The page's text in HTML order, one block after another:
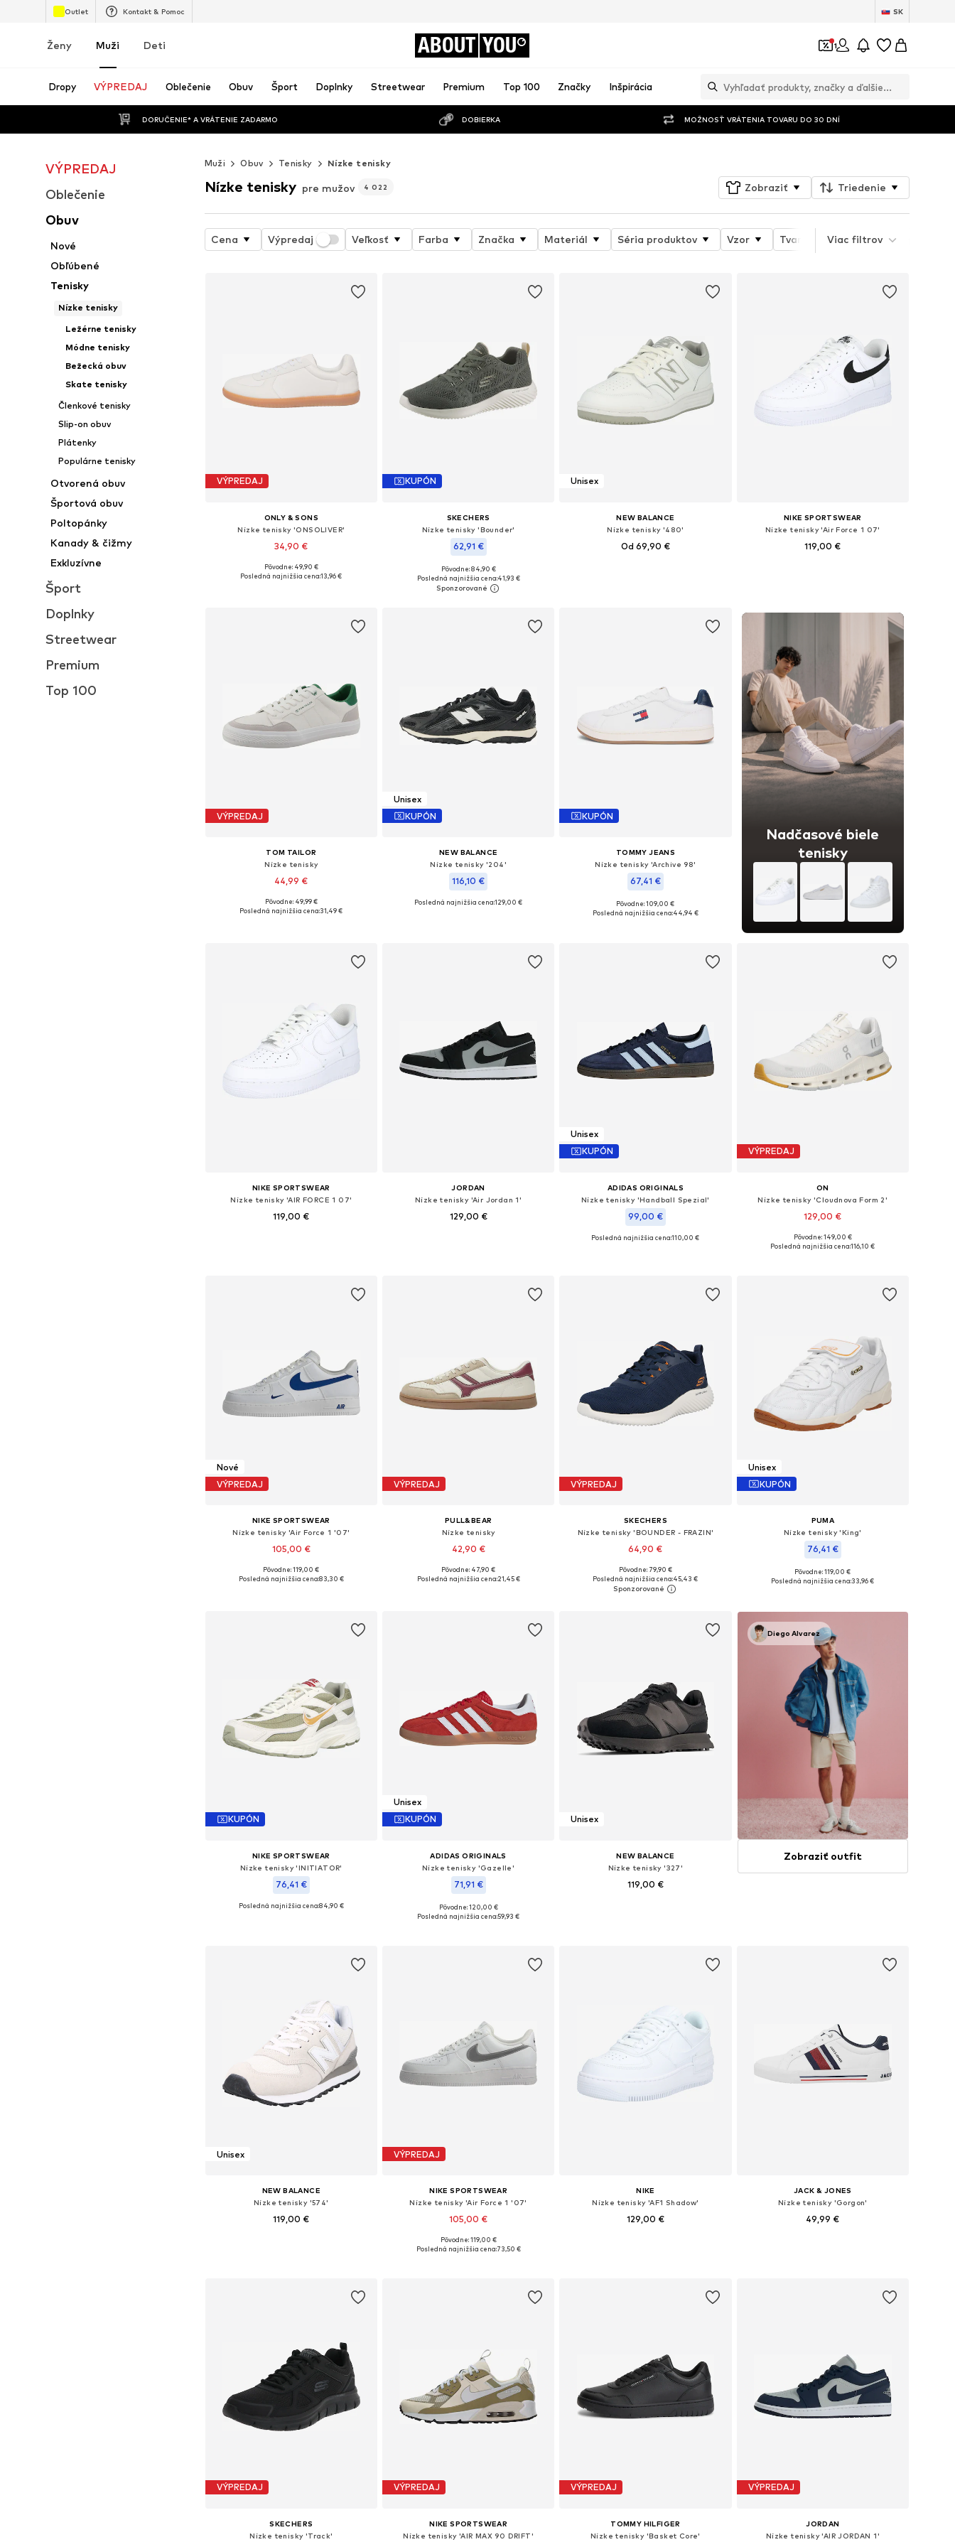
Outlet Kontakt & Pomoc SK
Ženy Muži Deti ABOUT YOU 1
Dropy VÝPREDAJ Oblečenie Obuv Šport Doplnky Streetwear Premium Top 100 Značky Inšpirácia
DORUČENIE* A VRÁTENIE ZADARMO DOBIERKA MOŽNOSŤ VRÁTENIA TOVARU DO 30 DNÍ
VÝPREDAJ
Oblečenie
Obuv
Nové
Obľúbené
Tenisky
Nízke tenisky
Ležérne tenisky
Módne tenisky
Bežecká obuv
Skate tenisky
Členkové tenisky
Slip-on obuv
Plátenky
Populárne tenisky
Otvorená obuv
Športová obuv
Poltopánky
Kanady & čižmy
Exkluzívne
Šport
Doplnky
Streetwear
Premium
Top 100
Muži Obuv Tenisky Nízke tenisky
Nízke tenisky pre mužov 4 022 Zobraziť Triedenie
Cena Výpredaj Veľkosť Farba Značka Materiál Séria produktov Vzor Tvar topánky Výška podpätku
Viac filtrov
VÝPREDAJ
ONLY & SONS
Nízke tenisky 'ONSOLIVER'
34,90 €
Dostupné veľkosti: 41, 42, 43, 44, 45, 46
Pôvodne: 49,90 €
Posledná najnižšia cena:13,96 €
KUPÓN
SKECHERS
Nízke tenisky 'Bounder'
62,91 €
Dostupné veľkosti: 40, 41, 42, 43, 44, 45
Pridať do košíka
Pôvodne: 84,90 €
Posledná najnižšia cena:41,93 €
Unisex
NEW BALANCE
Nízke tenisky '480'
Od 69,90 €
NIKE SPORTSWEAR
Nízke tenisky 'Air Force 1 07'
119,00 €
VÝPREDAJ
TOM TAILOR
Nízke tenisky
44,99 €
Dostupné v mnohých veľkostiach
Pôvodne: 49,99 €
Posledná najnižšia cena:31,49 €
Unisex
KUPÓN
NEW BALANCE
Nízke tenisky '204'
116,10 €
Dostupné v mnohých veľkostiach
Posledná najnižšia cena:129,00 €
KUPÓN
TOMMY JEANS
Nízke tenisky 'Archive 98'
67,41 €
Dostupné veľkosti: 40, 41, 42, 43, 44, 45
Pôvodne: 109,00 €
Posledná najnižšia cena:44,94 €
Nadčasové biele
tenisky
NIKE SPORTSWEAR
Nízke tenisky 'AIR FORCE 1 07'
119,00 €
JORDAN
Nízke tenisky 'Air Jordan 1'
129,00 €
Unisex
KUPÓN
ADIDAS ORIGINALS
Nízke tenisky 'Handball Spezial'
99,00 €
Dostupné v mnohých veľkostiach
Posledná najnižšia cena:110,00 €
VÝPREDAJ
ON
Nízke tenisky 'Cloudnova Form 2'
129,00 €
Dostupné v mnohých veľkostiach
Pôvodne: 149,00 €
Posledná najnižšia cena:116,10 €
Nové
VÝPREDAJ
NIKE SPORTSWEAR
Nízke tenisky 'Air Force 1 '07'
105,00 €
Dostupné v mnohých veľkostiach
Pôvodne: 119,00 €
Posledná najnižšia cena:83,30 €
VÝPREDAJ
PULL&BEAR
Nízke tenisky
42,90 €
Dostupné veľkosti: 40, 41, 42, 43, 44, 45
Pôvodne: 47,90 €
Posledná najnižšia cena:21,45 €
VÝPREDAJ
SKECHERS
Nízke tenisky 'BOUNDER - FRAZIN'
64,90 €
Dostupné veľkosti: 40, 41, 42, 43, 44, 45
Pridať do košíka
Pôvodne: 79,90 €
Posledná najnižšia cena:45,43 €
Unisex
KUPÓN
PUMA
Nízke tenisky 'King'
76,41 €
Dostupné v mnohých veľkostiach
Pôvodne: 119,00 €
Posledná najnižšia cena:33,96 €
KUPÓN
NIKE SPORTSWEAR
Nízke tenisky 'INITIATOR'
76,41 €
Dostupné v mnohých veľkostiach
Posledná najnižšia cena:84,90 €
Unisex
KUPÓN
ADIDAS ORIGINALS
Nízke tenisky 'Gazelle'
71,91 €
+2
Dostupné v mnohých veľkostiach
Pôvodne: 120,00 €
Posledná najnižšia cena:59,93 €
Unisex
NEW BALANCE
Nízke tenisky '327'
119,00 €
Diego Alvarez
Zobraziť outfit
Unisex
NEW BALANCE
Nízke tenisky '574'
119,00 €
VÝPREDAJ
NIKE SPORTSWEAR
Nízke tenisky 'Air Force 1 '07'
105,00 €
+2
Dostupné v mnohých veľkostiach
Pôvodne: 119,00 €
Posledná najnižšia cena:73,50 €
NIKE
Nízke tenisky 'AF1 Shadow'
129,00 €
JACK & JONES
Nízke tenisky 'Gorgon'
49,99 €
VÝPREDAJ
SKECHERS
Nízke tenisky 'Track'
VÝPREDAJ
NIKE SPORTSWEAR
Nízke tenisky 'AIR MAX 90 DRIFT'
VÝPREDAJ
TOMMY HILFIGER
Nízke tenisky 'Basket Core'
VÝPREDAJ
JORDAN
Nízke tenisky 'AIR JORDAN 1'